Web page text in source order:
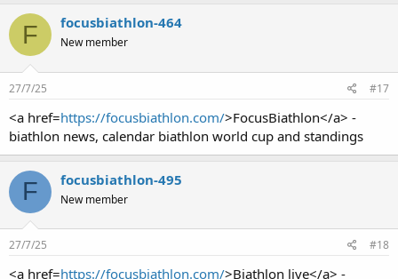
F focusbiathlon-464
New member
27/7/25 #17
<a href=https://focusbiathlon.com/>FocusBiathlon</a> -
biathlon news, calendar biathlon world cup and standings
F focusbiathlon-495
New member
27/7/25 #18
<a href=https://focusbiathlon.com/>Biathlon live</a> -